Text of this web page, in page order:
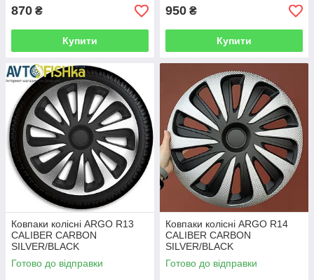
870 ₴
Купити
950 ₴
Купити
Ковпаки колісні ARGO R13
CALIBER CARBON
SILVER/BLACK
Готово до відправки
Ковпаки колісні ARGO R14
CALIBER CARBON
SILVER/BLACK
Готово до відправки